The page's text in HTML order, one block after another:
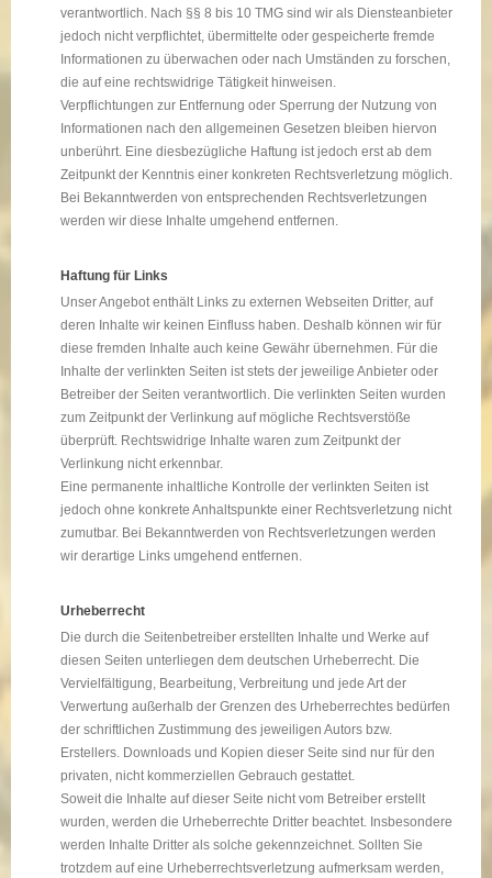
verantwortlich. Nach §§ 8 bis 10 TMG sind wir als Diensteanbieter
jedoch nicht verpflichtet, übermittelte oder gespeicherte fremde
Informationen zu überwachen oder nach Umständen zu forschen,
die auf eine rechtswidrige Tätigkeit hinweisen.
Verpflichtungen zur Entfernung oder Sperrung der Nutzung von
Informationen nach den allgemeinen Gesetzen bleiben hiervon
unberührt. Eine diesbezügliche Haftung ist jedoch erst ab dem
Zeitpunkt der Kenntnis einer konkreten Rechtsverletzung möglich.
Bei Bekanntwerden von entsprechenden Rechtsverletzungen
werden wir diese Inhalte umgehend entfernen.
Haftung für Links
Unser Angebot enthält Links zu externen Webseiten Dritter, auf
deren Inhalte wir keinen Einfluss haben. Deshalb können wir für
diese fremden Inhalte auch keine Gewähr übernehmen. Für die
Inhalte der verlinkten Seiten ist stets der jeweilige Anbieter oder
Betreiber der Seiten verantwortlich. Die verlinkten Seiten wurden
zum Zeitpunkt der Verlinkung auf mögliche Rechtsverstöße
überprüft. Rechtswidrige Inhalte waren zum Zeitpunkt der
Verlinkung nicht erkennbar.
Eine permanente inhaltliche Kontrolle der verlinkten Seiten ist
jedoch ohne konkrete Anhaltspunkte einer Rechtsverletzung nicht
zumutbar. Bei Bekanntwerden von Rechtsverletzungen werden
wir derartige Links umgehend entfernen.
Urheberrecht
Die durch die Seitenbetreiber erstellten Inhalte und Werke auf
diesen Seiten unterliegen dem deutschen Urheberrecht. Die
Vervielfältigung, Bearbeitung, Verbreitung und jede Art der
Verwertung außerhalb der Grenzen des Urheberrechtes bedürfen
der schriftlichen Zustimmung des jeweiligen Autors bzw.
Erstellers. Downloads und Kopien dieser Seite sind nur für den
privaten, nicht kommerziellen Gebrauch gestattet.
Soweit die Inhalte auf dieser Seite nicht vom Betreiber erstellt
wurden, werden die Urheberrechte Dritter beachtet. Insbesondere
werden Inhalte Dritter als solche gekennzeichnet. Sollten Sie
trotzdem auf eine Urheberrechtsverletzung aufmerksam werden,